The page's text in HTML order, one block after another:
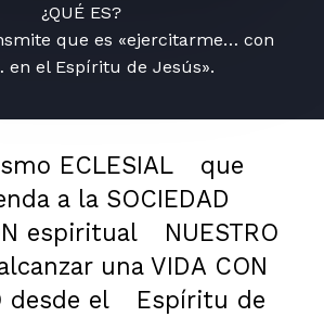
¿QUÉ ES?
que es «ejercitarme… con
en el Espíritu de Jesús».
ECLESIAL
que
a la SOCIEDAD
espiritual
NUESTRO
una VIDA CON
desde el
Espíritu de